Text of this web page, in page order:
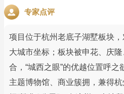
专家点评
项目位于杭州老底子湖墅板块
大城市坐标；板块被申花、庆
合，“城西之眼”的优越位置呼之
主题博物馆、商业簇拥，兼得